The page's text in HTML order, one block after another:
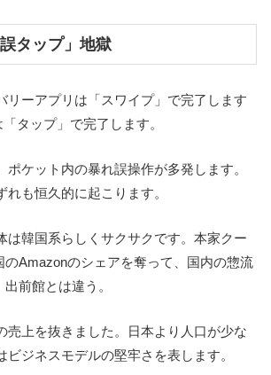
タップ」地獄
リーアプリは「スワイプ」で完了します
タップ」で完了します。
ポケット内の暴れ誤操作が多発します。
れも恒久的に起こります。
は韓国系らしくサクサクです。本家クー
のAmazonのシェアを奪って、国内の惣流
前館とは違う。
売上を抜きました。日本より人口が少な
ビジネスモデルの堅牢さを表します。